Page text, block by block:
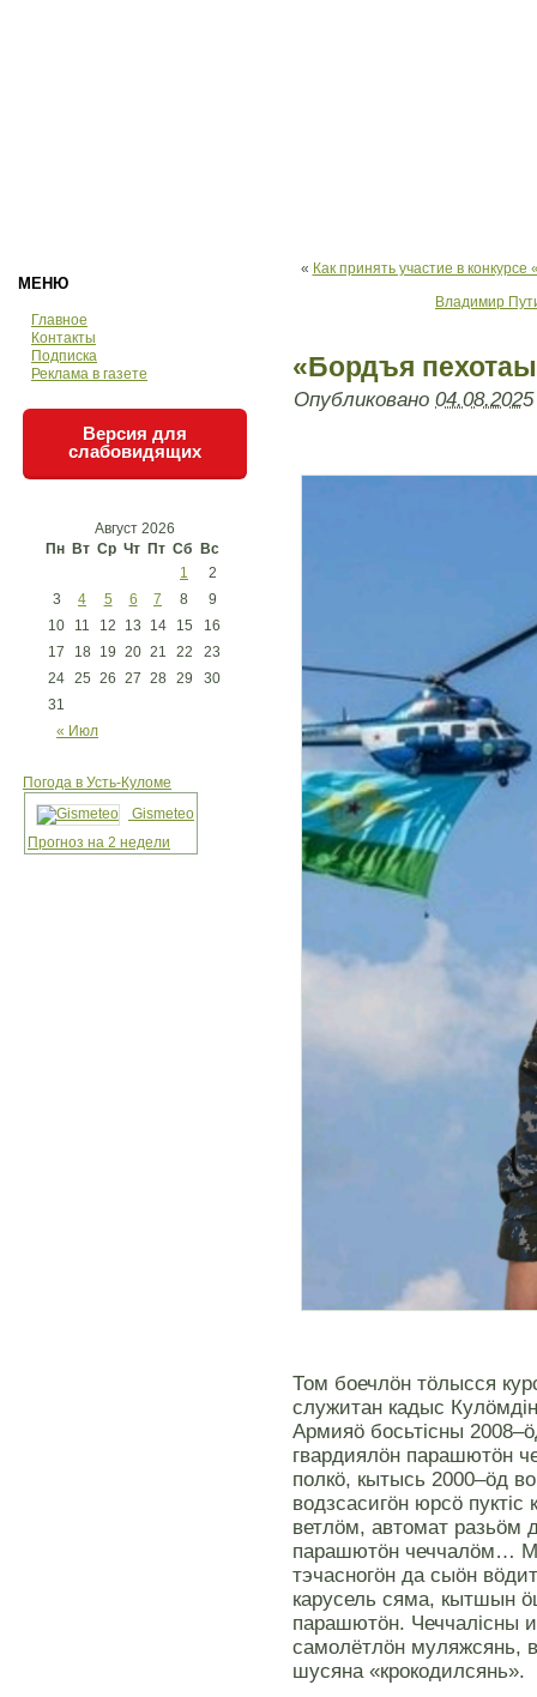
МЕНЮ
Главное
Контакты
Подписка
Реклама в газете
Версия для
слабовидящих
Август 2026
Пн Вт Ср Чт Пт Сб Вс
« Июл
1
2
3
4 5 6 7 8
9
10
11 12 13 14 15
16
17
18 19 20 21 22
23
24 25 26 27 28 29
30
31
Погода в Усть-Куломе
Gismeteo
Прогноз на 2 недели
« Как принять участие в
Владимир
«Бордъя
Опубликовано 04.08.2025
Том боечлöн тöлысся
служитан кадыс
Армияö босьтiсны
гвардиялöн парашютöн
полкö, кытысь 2000–öд
водзсасигöн юрсö пуктiс
ветлöм, автомат разьöм
парашютöн чеччалöм…
тэчасногöн да сыöн
карусель сяма, кытшын
парашютöн. Чеччалiсны
самолётлöн муляжсянь,
шусяна «крокодилсянь».